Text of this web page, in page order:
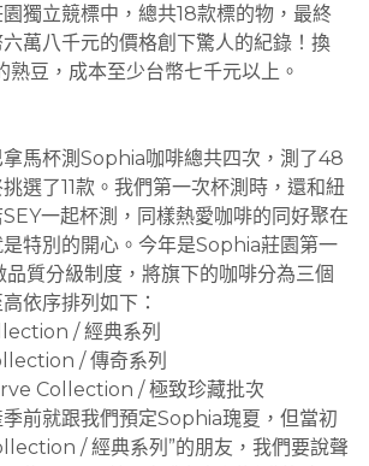
立競標中，總共18款標的物，最終
萬八千元的價格創下驚人的紀錄！換
豆，成本至少台幣七千元以上。
杯測Sophia咖啡總共四次，測了48
選了11款。我們第一次杯測時，還和紐
一起杯測，同樣熱愛咖啡的同好聚在
特別的開心。今年是Sophia莊園第一
質分級制度，將旗下的咖啡分為三個
依序排列如下：
/ 經典系列
/ 傳奇系列
Collection / 極致珍藏批次
就跟我們預定Sophia瑰夏，但當初
/ 經典系列”的朋友，我們要說聲